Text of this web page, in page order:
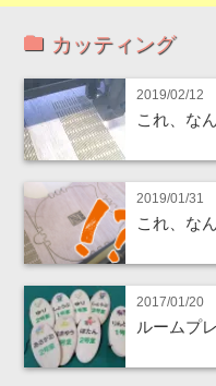
カッティング
2019/02/12
これ、な
2019/01/31
これ、な
2017/01/20
ルームプ